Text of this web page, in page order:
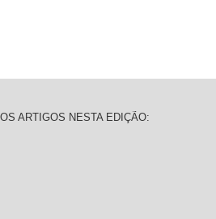
ARTIGOS NESTA EDIÇÃO: